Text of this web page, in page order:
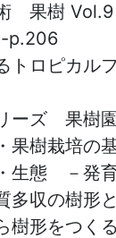
果樹
p.206
トロピカ
リーズ 果
果樹栽培
生態 －発
多収の樹形
樹形をつ